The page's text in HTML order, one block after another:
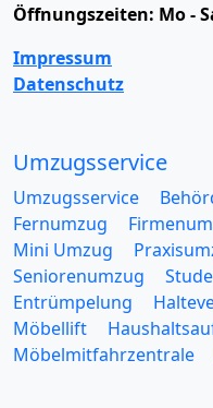
Öffnungszeiten: Mo -
Impressum
Datenschutz
Umzugsservice
Umzugsservice
Fernumzug
Mini Umzug
Seniorenumzug
Entrümpelung
Möbellift
Möbelmitfahrzentrale